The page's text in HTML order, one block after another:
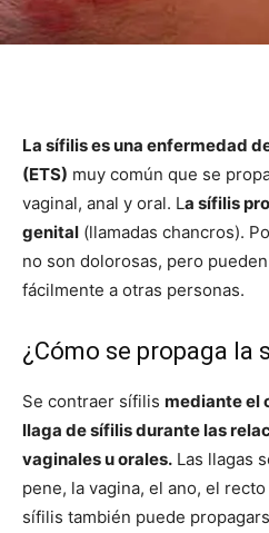
La sífilis es una enfermedad
(ETS) muy común que se
vaginal, anal y oral. La sífilis
genital (llamadas chancros).
no son dolorosas, pero
fácilmente a otras personas.
¿Cómo se propaga la
Se contraer sífilis mediante el
llaga de sífilis durante las
vaginales u orales. Las llagas
pene, la vagina, el ano, el
sífilis también puede